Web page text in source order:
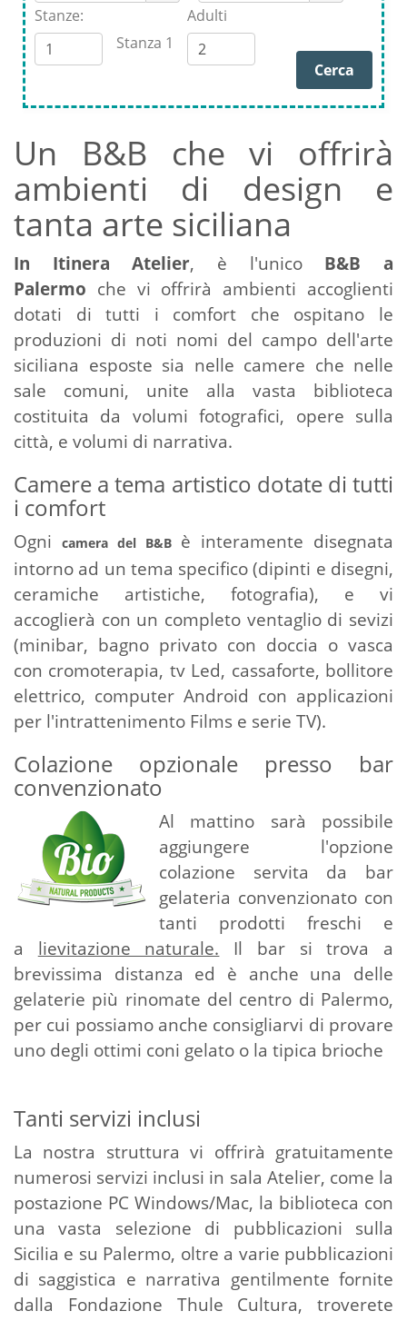
Stanze:
Stanza 1
Adulti
Un B&B che vi offrirà
ambienti di design e
tanta arte siciliana
In Itinera Atelier, è l'unico B&B a
Palermo che vi offrirà ambienti accoglienti
dotati di tutti i comfort che ospitano le
produzioni di noti nomi del campo dell'arte
siciliana esposte sia nelle camere che nelle
sale comuni, unite alla vasta biblioteca
costituita da volumi fotografici, opere sulla
città, e volumi di narrativa.
Camere a tema artistico dotate di tutti
i comfort
Ogni camera del B&B è interamente disegnata
intorno ad un tema specifico (dipinti e disegni,
ceramiche artistiche, fotografia), e vi
accoglierà con un completo ventaglio di sevizi
(minibar, bagno privato con doccia o vasca
con cromoterapia, tv Led, cassaforte, bollitore
elettrico, computer Android con applicazioni
per l'intrattenimento Films e serie TV).
Colazione opzionale presso bar
convenzionato
Al mattino sarà possibile
aggiungere l'opzione
colazione servita da bar
gelateria convenzionato con
tanti prodotti freschi e
a lievitazione naturale. Il bar si trova a
brevissima distanza ed è anche una delle
gelaterie più rinomate del centro di Palermo,
per cui possiamo anche consigliarvi di provare
uno degli ottimi coni gelato o la tipica brioche
Tanti servizi inclusi
La nostra struttura vi offrirà gratuitamente
numerosi servizi inclusi in sala Atelier, come la
postazione PC Windows/Mac, la biblioteca con
una vasta selezione di pubblicazioni sulla
Sicilia e su Palermo, oltre a varie pubblicazioni
di saggistica e narrativa gentilmente fornite
dalla Fondazione Thule Cultura, troverete